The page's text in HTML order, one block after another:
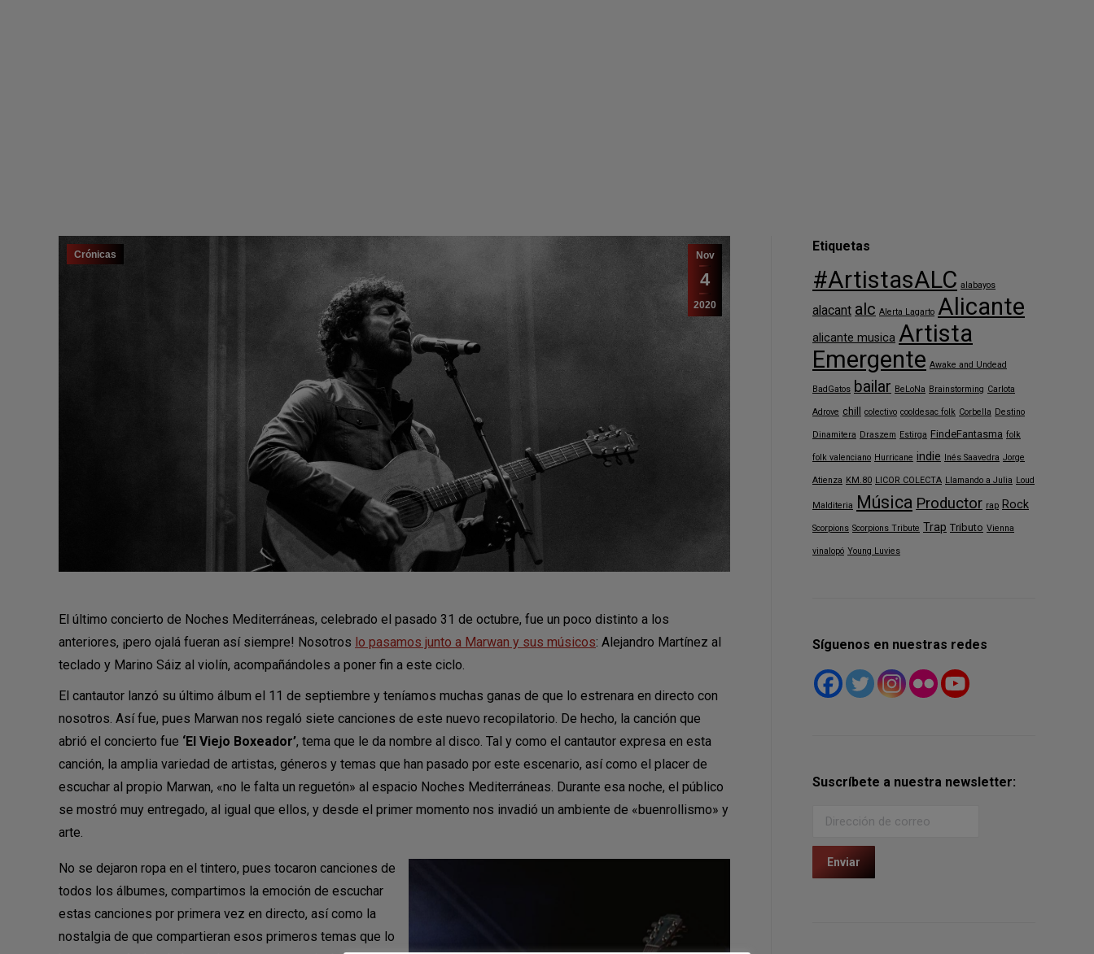
Nov
4
2020
Crónicas
El último concierto de Noches Mediterráneas, celebrado el pasado 31 de octubre, fue un poco distinto a los
anteriores, ¡pero ojalá fueran así siempre! Nosotros lo pasamos junto a Marwan y sus músicos: Alejandro Martínez al
teclado y Marino Sáiz al violín, acompañándoles a poner fin a este ciclo.
El cantautor lanzó su último álbum el 11 de septiembre y teníamos muchas ganas de que lo estrenara en directo con
nosotros. Así fue, pues Marwan nos regaló siete canciones de este nuevo recopilatorio. De hecho, la canción que
abrió el concierto fue ‘El Viejo Boxeador’, tema que le da nombre al disco. Tal y como el cantautor expresa en esta
canción, la amplia variedad de artistas, géneros y temas que han pasado por este escenario, así como el placer de
escuchar al propio Marwan, «no le falta un reguetón» al espacio Noches Mediterráneas. Durante esa noche, el público
se mostró muy entregado, al igual que ellos, y desde el primer momento nos invadió un ambiente de «buenrollismo» y
arte.
No se dejaron ropa en el tintero, pues tocaron canciones de
todos los álbumes, compartimos la emoción de escuchar
estas canciones por primera vez en directo, así como la
nostalgia de que compartieran esos primeros temas que lo
Etiquetas
#ArtistasALC alabayos
alacant alc Alerta Lagarto Alicante
alicante musica Artista
Emergente Awake and Undead
BadGatos bailar BeLoNa Brainstorming Carlota
Adrove chill colectivo cooldesac folk Corbella Destino
Dinamitera Draszem Estirga FindeFantasma folk
folk valenciano Hurricane indie Inés Saavedra Jorge
Atienza KM.80 LICOR COLECTA Llamando a Julia Loud
Malditeria Música Productor rap Rock
Scorpions Scorpions Tribute Trap Tributo Vienna
vinalopó Young Luvies
Síguenos en nuestras redes
Suscríbete a nuestra newsletter: